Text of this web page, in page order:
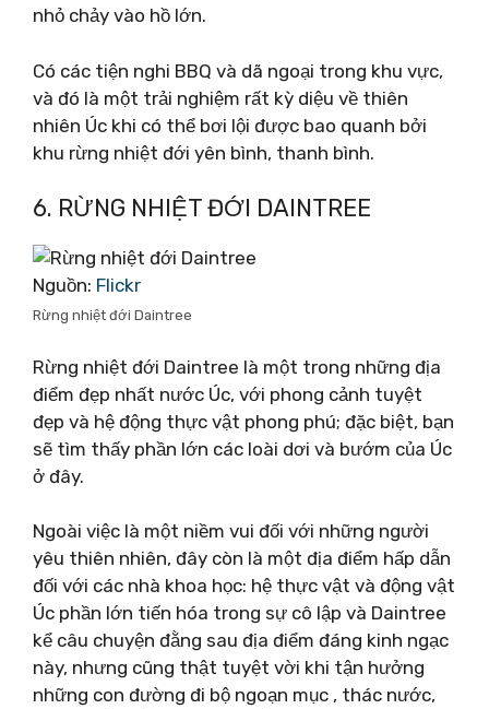
nhỏ chảy vào hồ lớn.
Có các tiện nghi BBQ và dã ngoại trong khu vực,
và đó là một trải nghiệm rất kỳ diệu về thiên
nhiên Úc khi có thể bơi lội được bao quanh bởi
khu rừng nhiệt đới yên bình, thanh bình.
6. RỪNG NHIỆT ĐỚI DAINTREE
Nguồn: Flickr
Rừng nhiệt đới Daintree
Rừng nhiệt đới Daintree là một trong những địa
điểm đẹp nhất nước Úc, với phong cảnh tuyệt
đẹp và hệ động thực vật phong phú; đặc biệt, bạn
sẽ tìm thấy phần lớn các loài dơi và bướm của Úc
ở đây.
Ngoài việc là một niềm vui đối với những người
yêu thiên nhiên, đây còn là một địa điểm hấp dẫn
đối với các nhà khoa học: hệ thực vật và động vật
Úc phần lớn tiến hóa trong sự cô lập và Daintree
kể câu chuyện đằng sau địa điểm đáng kinh ngạc
này, nhưng cũng thật tuyệt vời khi tận hưởng
những con đường đi bộ ngoạn mục , thác nước,